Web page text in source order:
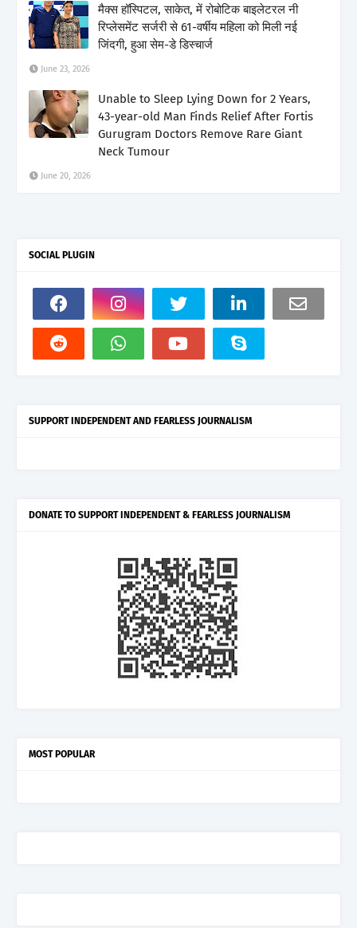
मैक्स हॉस्पिटल, साकेत, में रोबोटिक बाइलेटरल नी
रिप्लेसमेंट सर्जरी से 61-वर्षीय महिला को मिली नई
जिंदगी, हुआ सेम-डे डिस्चार्ज
June 23, 2026
Unable to Sleep Lying Down for 2 Years,
43-year-old Man Finds Relief After Fortis
Gurugram Doctors Remove Rare Giant
Neck Tumour
June 20, 2026
SOCIAL PLUGIN
SUPPORT INDEPENDENT AND FEARLESS JOURNALISM
DONATE TO SUPPORT INDEPENDENT & FEARLESS JOURNALISM
MOST POPULAR